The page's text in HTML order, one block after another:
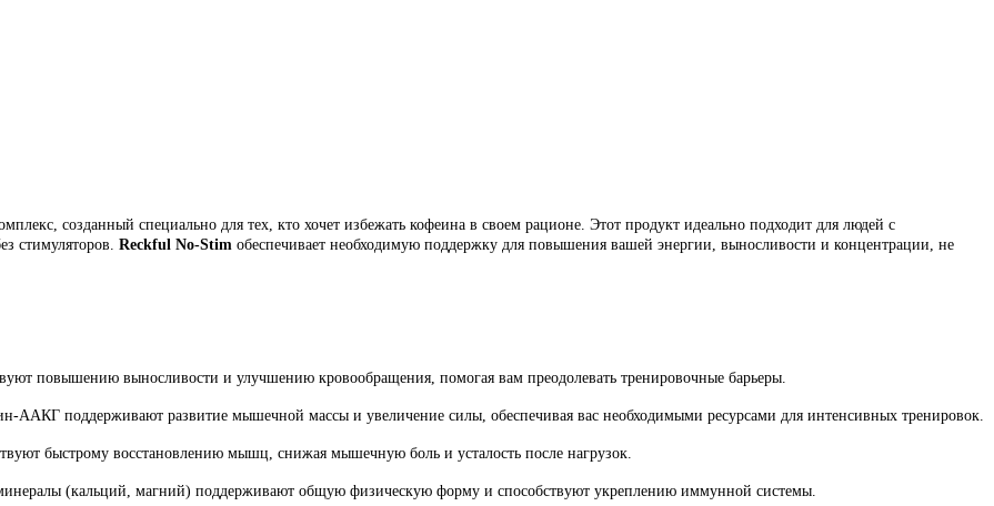
созданный специально для тех, кто хочет избежать кофеина в своем рационе. Этот продукт идеально подходит для людей с
стимуляторов. Reckful No-Stim обеспечивает необходимую поддержку для повышения вашей энергии, выносливости и концентрации, не
повышению выносливости и улучшению кровообращения, помогая вам преодолевать тренировочные барьеры.
поддерживают развитие мышечной массы и увеличение силы, обеспечивая вас необходимыми ресурсами для интенсивных тренировок.
быстрому восстановлению мышц, снижая мышечную боль и усталость после нагрузок.
(кальций, магний) поддерживают общую физическую форму и способствуют укреплению иммунной системы.